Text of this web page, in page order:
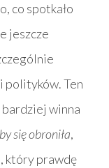
co spotkało
jeszcze
polityków. Ten
winna
się obroniła,
który prawdę